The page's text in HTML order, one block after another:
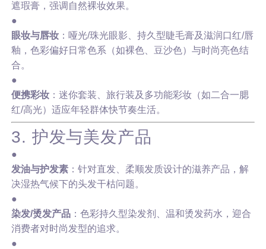
遮瑕膏，强调自然裸妆效果。
●
眼妆与唇妆：哑光/珠光眼影、持久型睫毛膏及滋润口红/唇
釉，色彩偏好日常色系（如裸色、豆沙色）与时尚亮色结
合。
●
便携彩妆：迷你套装、旅行装及多功能彩妆（如二合一腮
红/高光）适应年轻群体快节奏生活。
3. 护发与美发产品
●
发油与护发素：针对直发、柔顺发质设计的滋养产品，解
决湿热气候下的头发干枯问题。
●
染发/烫发产品：色彩持久型染发剂、温和烫发药水，迎合
消费者对时尚发型的追求。
●